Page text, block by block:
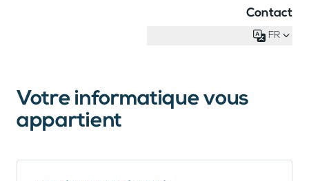
Contact
FR
Votre informatique vous
appartient